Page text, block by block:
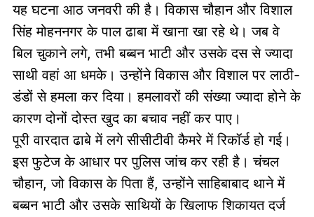
यह घटना आठ जनवरी की है। विकास चौहान और विशाल
सिंह मोहननगर के पाल ढाबा में खाना खा रहे थे। जब वे
बिल चुकाने लगे, तभी बब्बन भाटी और उसके दस से ज्यादा
साथी वहां आ धमके। उन्होंने विकास और विशाल पर लाठी-
डंडों से हमला कर दिया। हमलावरों की संख्या ज्यादा होने के
कारण दोनों दोस्त खुद का बचाव नहीं कर पाए।
पूरी वारदात ढाबे में लगे सीसीटीवी कैमरे में रिकॉर्ड हो गई।
इस फुटेज के आधार पर पुलिस जांच कर रही है। चंचल
चौहान, जो विकास के पिता हैं, उन्होंने साहिबाबाद थाने में
बब्बन भाटी और उसके साथियों के खिलाफ शिकायत दर्ज